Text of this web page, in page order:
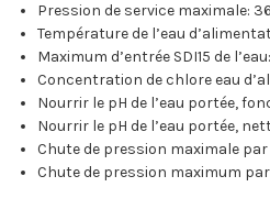
Pression de service maximale:
Température de l’eau
Maximum d’entrée SDI15 de
Concentration de chlore eau
Nourrir le pH de l’eau portée,
Nourrir le pH de l’eau portée,
Chute de pression maximale par
Chute de pression maximum